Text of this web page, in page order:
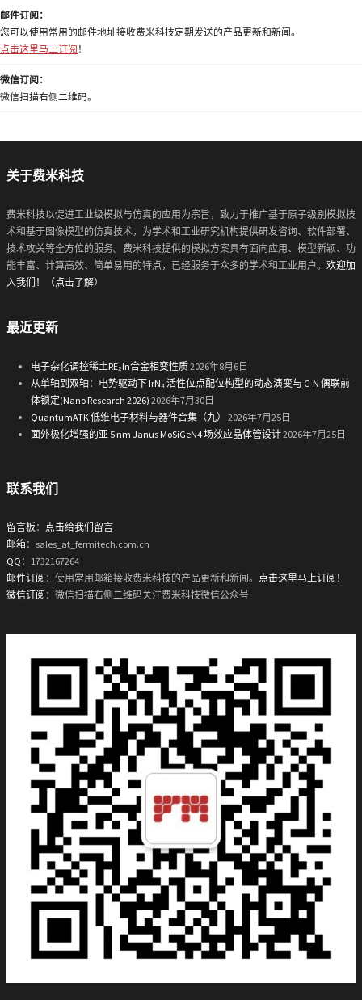
邮件订阅：
您可以使用常用的邮件地址接收费米科技定期发送的产品更新和新闻。
点击这里马上订阅 ！
微信订阅：
微信扫描右侧二维码。
关于费米科技
费米科技以促进工业级模拟与仿真的应用为宗旨，致力于推广基于原子级别模拟技
术和基于图像模型的仿真技术，为学术和工业研究机构提供研发咨询、软件部署、
技术攻关等全方位的服务。费米科技提供的模拟方案具有面向应用、模型新颖、功
能丰富、计算高效、简单易用的特点，已经服务于众多的学术和工业用户。 欢迎加
入我们！（点击了解）
最近更新
电子杂化调控稀土RE₂In合金相变性质2026年8月6日
从单轴到双轴：电势驱动下 IrN₄ 活性位点配位构型的动态演变与 C-N 偶联前
体锁定(Nano Research 2026) 2026年7月30日
QuantumATK 低维电子材料与器件合集（九）
2026年7月25日
面外极化增强的亚 5 nm Janus MoSiGeN4 场效应晶体管设计2026年7月25日
联系我们
留言板 ： 点击给我们留言
邮箱：sales_at_fermitech.com.cn
QQ ：1732167264
邮件订阅 ：使用常用邮箱接收费米科技的产品更新和新闻。 点击这里马上订阅！
微信订阅 ：微信扫描右侧二维码关注费米科技微信公众号